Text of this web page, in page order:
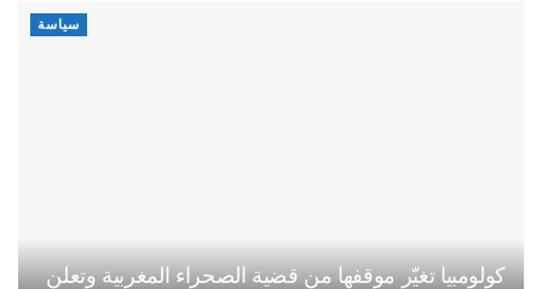
سياسة
كولومبيا تغيّر موقفها من قضية الصحراء المغربية وتعلن